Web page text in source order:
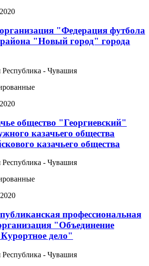
"Федерация футбола
"Новый город" города
Республика - Чувашия
общество "Георгиевский"
казачьего общества
казачьего общества
Республика - Чувашия
профессиональная
"Объединение
дело"
Республика - Чувашия